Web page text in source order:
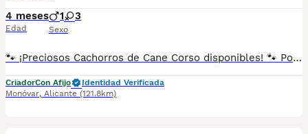
4 meses
Edad
1 3
Sexo
🐾 ¡Preciosos Cachorros de Cane Corso disponibles! 🐾 Ponemos a la venta magníficos cachorros de Cane Corso, criados con dedicación, responsabilidad y pasión por la raza. Somos un criadero oficial, registrado con Núcleo Zoológico y Afijo, con más de 14 años de experiencia en la cría y selección del Cane Corso, priorizando siempre la salud, el carácter y la excelente morfología de nuestros perros. Todos nuestros cachorros se entregan con: ✅ Pedigrí. ✅ Inscripción en LOE. ✅ Microchip. ✅ Pasaporte veterinario europeo. ✅ Vacunas correspondientes a su edad. ✅ Desparasitaciones al día. ✅ Certificado veterinario de buena salud. ❤️ Los cachorros están listos para incorporarse a su nuevo hogar y convertirse en un compañero fiel, equilibrado y protector para toda la familia. Ofrecemos asesoramiento antes y después de la entrega, porque nuestro compromiso con cada cachorro continúa durante toda su vida. Si buscas un Cane Corso de calidad, criado por profesionales con amplia experiencia y todas las garantías, estaremos encantados de atenderte. 📲 WhatsApp: 34 607 268 712
CriadorCon Afijo
Identidad Verificada
Monóvar, Alicante (121.8km)